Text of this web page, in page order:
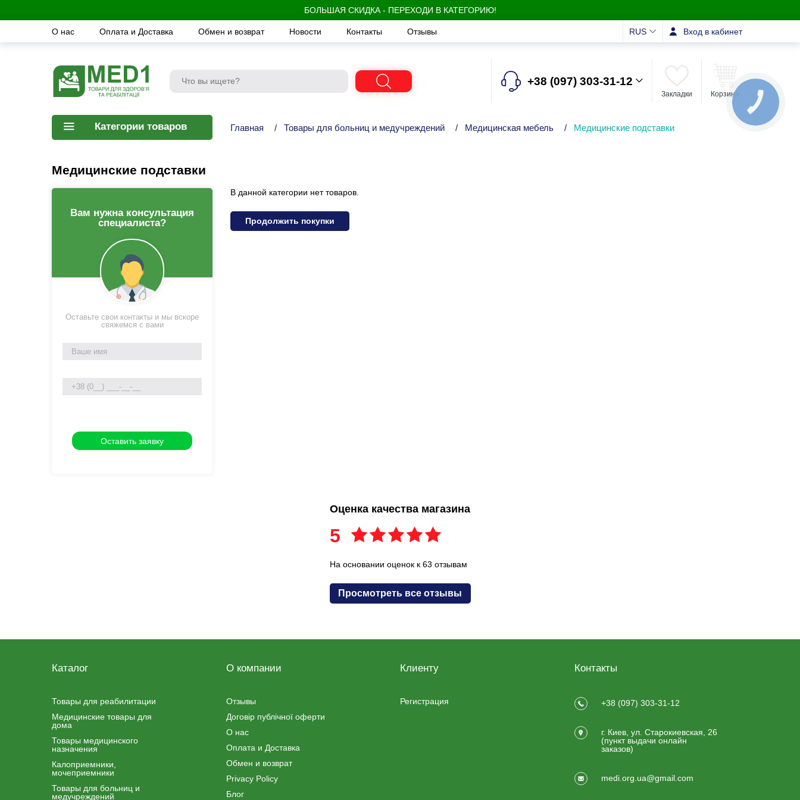
БОЛЬШАЯ СКИДКА - ПЕРЕХОДИ В КАТЕГОРИЮ!
О нас Оплата и Доставка Обмен и возврат Новости Контакты Отзывы RUS Вход в кабинет
+38 (097) 303-31-12
Закладки Корзина
Категории товаров Главная / Товары для больниц и медучреждений / Медицинская мебель / Медицинские подставки
Медицинские подставки
Вам нужна консультация
специалиста?
Оставьте свои контакты и мы вскоре
свяжемся с вами
В данной категории нет товаров.
Продолжить покупки
Оценка качества магазина
5
На основании оценок к 63 отзывам
Просмотреть все отзывы
Каталог
Товары для реабилитации
Медицинские товары для
дома
Товары медицинского
назначения
Калоприемники,
мочеприемники
Товары для больниц и
медучреждений
О компании
Отзывы
Договір публічної оферти
О нас
Оплата и Доставка
Обмен и возврат
Privacy Policy
Блог
Клиенту
Регистрация
Контакты
+38 (097) 303-31-12
г. Киев, ул. Старокиевская, 26
(пункт выдачи онлайн
заказов)
medi.org.ua@gmail.com
КНОПКА
ЗВ'ЯЗКУ